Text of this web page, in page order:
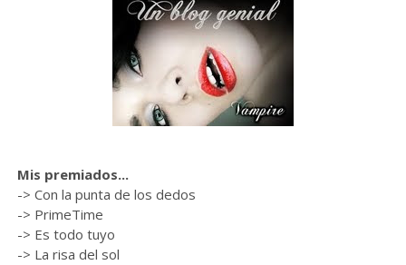
Mis premiados...
-> Con la punta de los dedos
-> PrimeTime
-> Es todo tuyo
-> La risa del sol